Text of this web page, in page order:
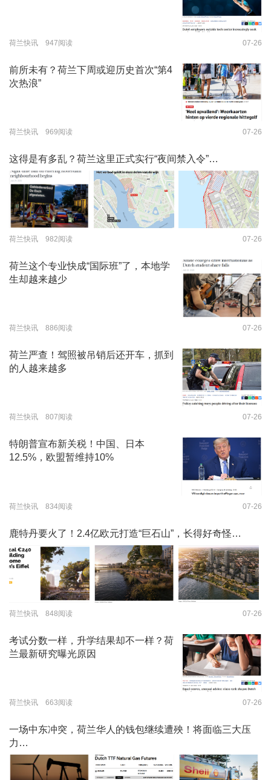
荷兰快讯 947阅读 07-26
前所未有？荷兰下周或迎历史首次“第4
次热浪”
荷兰快讯 969阅读 07-26
这得是有多乱？荷兰这里正式实行“夜间禁入令”…
荷兰快讯 982阅读 07-26
荷兰这个专业快成“国际班”了，本地学
生却越来越少
荷兰快讯 886阅读 07-26
荷兰严查！驾照被吊销后还开车，抓到
的人越来越多
荷兰快讯 807阅读 07-26
特朗普宣布新关税！中国、日本
12.5%，欧盟暂维持10%
荷兰快讯 834阅读 07-26
鹿特丹要火了！2.4亿欧元打造“巨石山”，长得好奇怪…
荷兰快讯 848阅读 07-26
考试分数一样，升学结果却不一样？荷
兰最新研究曝光原因
荷兰快讯 663阅读 07-26
一场中东冲突，荷兰华人的钱包继续遭殃！将面临三大压
力…